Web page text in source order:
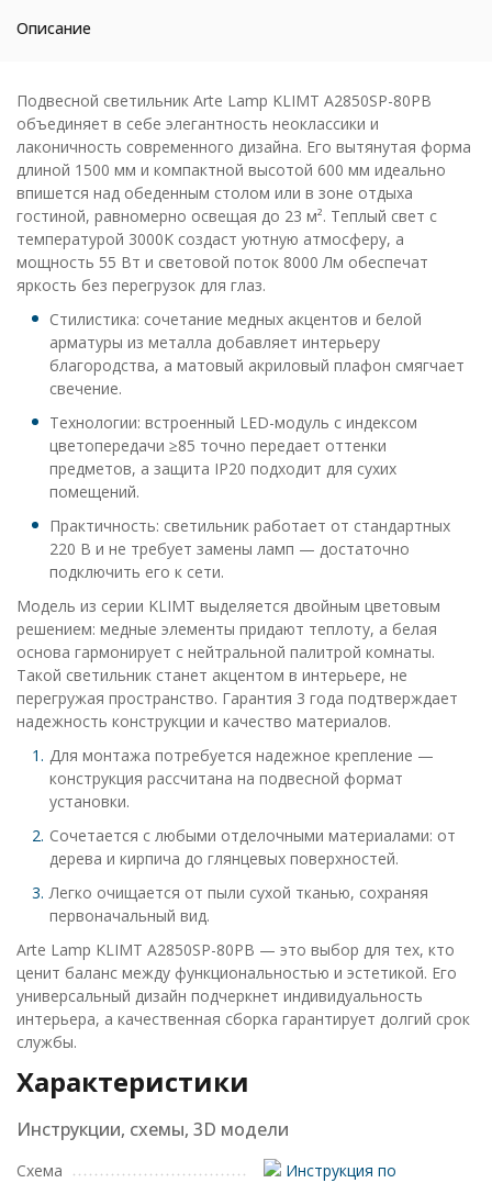
Описание
Подвесной светильник Arte Lamp KLIMT A2850SP-80PB
объединяет в себе элегантность неоклассики и
лаконичность современного дизайна. Его вытянутая форма
длиной 1500 мм и компактной высотой 600 мм идеально
впишется над обеденным столом или в зоне отдыха
гостиной, равномерно освещая до 23 м². Теплый свет с
температурой 3000K создаст уютную атмосферу, а
мощность 55 Вт и световой поток 8000 Лм обеспечат
яркость без перегрузок для глаз.
Стилистика: сочетание медных акцентов и белой
арматуры из металла добавляет интерьеру
благородства, а матовый акриловый плафон смягчает
свечение.
Технологии: встроенный LED-модуль с индексом
цветопередачи ≥85 точно передает оттенки
предметов, а защита IP20 подходит для сухих
помещений.
Практичность: светильник работает от стандартных
220 В и не требует замены ламп — достаточно
подключить его к сети.
Модель из серии KLIMT выделяется двойным цветовым
решением: медные элементы придают теплоту, а белая
основа гармонирует с нейтральной палитрой комнаты.
Такой светильник станет акцентом в интерьере, не
перегружая пространство. Гарантия 3 года подтверждает
надежность конструкции и качество материалов.
Для монтажа потребуется надежное крепление —
конструкция рассчитана на подвесной формат
установки.
Сочетается с любыми отделочными материалами: от
дерева и кирпича до глянцевых поверхностей.
Легко очищается от пыли сухой тканью, сохраняя
первоначальный вид.
Arte Lamp KLIMT A2850SP-80PB — это выбор для тех, кто
ценит баланс между функциональностью и эстетикой. Его
универсальный дизайн подчеркнет индивидуальность
интерьера, а качественная сборка гарантирует долгий срок
службы.
Характеристики
Инструкции, схемы, 3D модели
Схема Инструкция по